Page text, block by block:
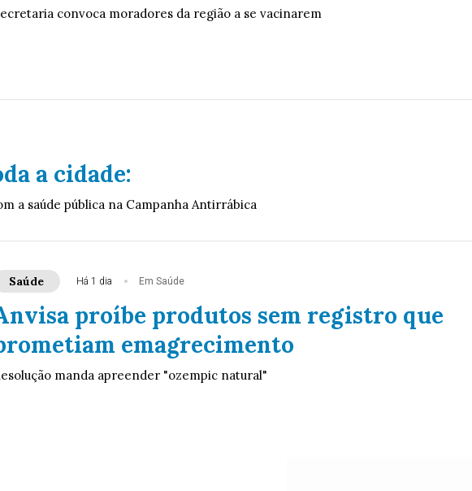
convoca moradores da região a se vacinarem
a cidade:
a saúde pública na Campanha Antirrábica
Saúde Há 1 dia Em Saúde
proíbe produtos sem registro que
emagrecimento
manda apreender "ozempic natural"